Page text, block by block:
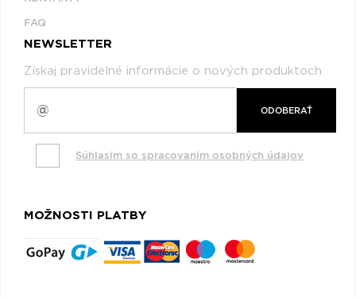
FAQ
NEWSLETTER
Získaj pravidelné informácie o nových produktoch
ODOBERAŤ
Súhlasím so spracovaním osobných údajov
MOŽNOSTI PLATBY